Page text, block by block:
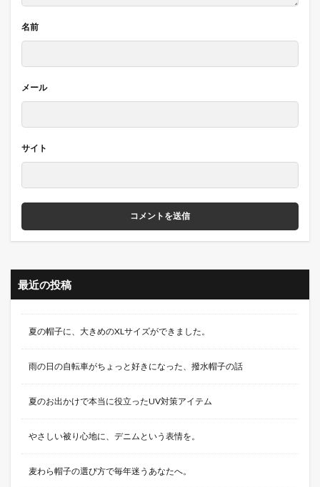
名前
メール
サイト
最近の投稿
夏の帽子に、大きめのXLサイズができました。
雨の日の自転車がちょっと好きになった、撥水帽子の話
夏のお出かけで本当に役立ったUV対策アイテム
やさしい被り心地に、デニムという表情を。
麦わら帽子の選び方で毎年迷うあなたへ。